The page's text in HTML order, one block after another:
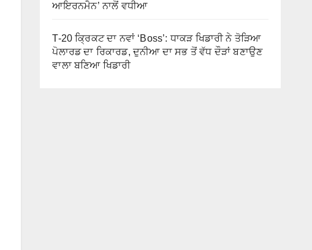
ਆਇਰਨਮੈਨ’ ਨਾਲੋਂ ਵਧੀਆ
T-20 ਕ੍ਰਿਕਟ ਦਾ ਨਵਾਂ ‘Boss’: ਧਾਕੜ ਖਿਡਾਰੀ ਨੇ ਤੋੜਿਆ
ਪੋਲਾਰਡ ਦਾ ਰਿਕਾਰਡ, ਦੁਨੀਆ ਦਾ ਸਭ ਤੋਂ ਵੱਧ ਦੌੜਾਂ ਬਣਾਉਣ
ਵਾਲਾ ਬਣਿਆ ਖਿਡਾਰੀ